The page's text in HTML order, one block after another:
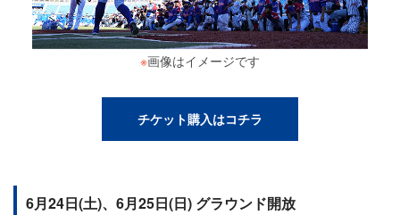
※画像はイメージです
チケット購入はコチラ
6月24日(土)、6月25日(日) グラウンド開放